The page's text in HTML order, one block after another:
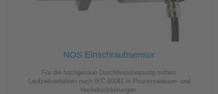
NOS Einschraubsensor
Für die hochgenaue Durchflussmessung mittels
Laufzeitverfahren nach IEC 60041 in Prozesswasser- und
Hochdruckleitungen.